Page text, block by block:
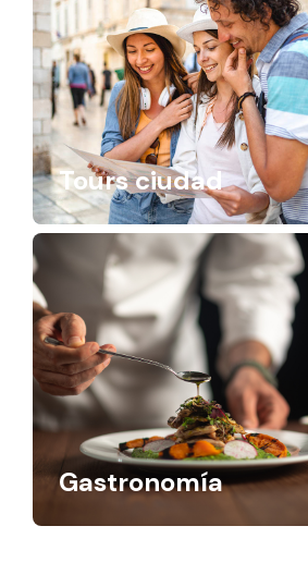
Tours ciudad
Gastronomía